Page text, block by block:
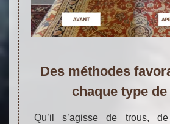
Des méthodes
chaque type
Qu’il s’agisse de trous,